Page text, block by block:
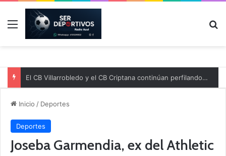
Menú
El CB Villarrobledo y el CB Criptana continúan perfilando sus plantillas
Inicio / Deportes
Deportes
Joseba Garmendia, ex del Athletic